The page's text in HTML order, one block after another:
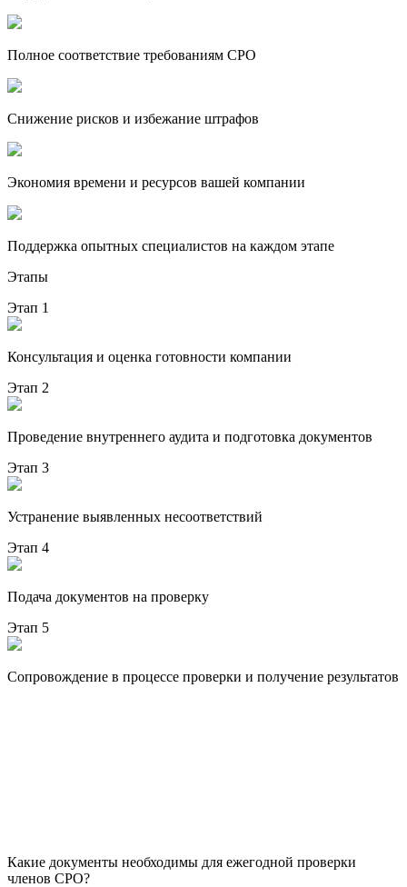
Полное соответствие требованиям СРО
Снижение рисков и избежание штрафов
Экономия времени и ресурсов вашей компании
Поддержка опытных специалистов на каждом этапе
Этапы
Этап 1
Консультация и оценка готовности компании
Этап 2
Проведение внутреннего аудита и подготовка документов
Этап 3
Устранение выявленных несоответствий
Этап 4
Подача документов на проверку
Этап 5
Сопровождение в процессе проверки и получение результатов
Какие документы необходимы для ежегодной проверки
членов СРО?